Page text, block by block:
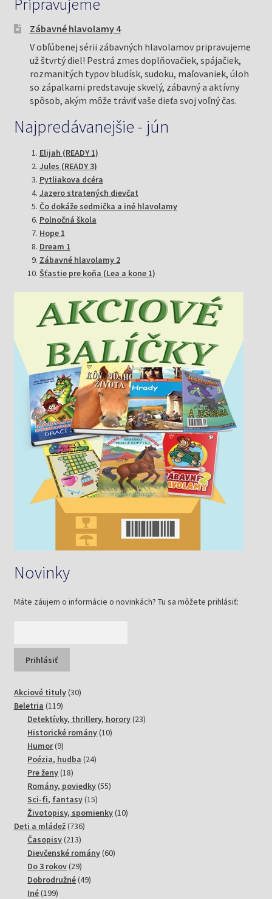
Zábavné hlavolamy 4
V obľúbenej sérii zábavných hlavolamov pripravujeme
už štvrtý diel! Pestrá zmes doplňovačiek, spájačiek,
rozmanitých typov bludísk, sudoku, maľovaniek, úloh
so zápalkami predstavuje skvelý, zábavný a aktívny
spôsob, akým môže tráviť vaše dieťa svoj voľný čas.
Najpredávanejšie - jún
Elijah (READY 1)
Jules (READY 3)
Pytliakova dcéra
Jazero stratených dievčat
Čo dokáže sedmička a iné hlavolamy
Polnočná škola
Hope 1
Dream 1
Zábavné hlavolamy 2
Šťastie pre koňa (Lea a kone 1)
Novinky
Máte záujem o informácie o novinkách? Tu sa môžete prihlásiť:
Akciové tituly 3030
Beletria 119119
produktov
Detektívky, thrillery, horory 2323
Historické romány 1010
Humor 99
produktov
Poézia, hudba 2424
Pre ženy 1818
produktov
Romány, poviedky 5555
Sci-fi, fantasy 1515
produktov
Životopisy, spomienky 1010
Deti a mládež 736736
Časopisy 213213
produktov
Dievčenské romány 6060
Do 3 rokov 2929
produktov
Dobrodružné 4949
Iné 199199